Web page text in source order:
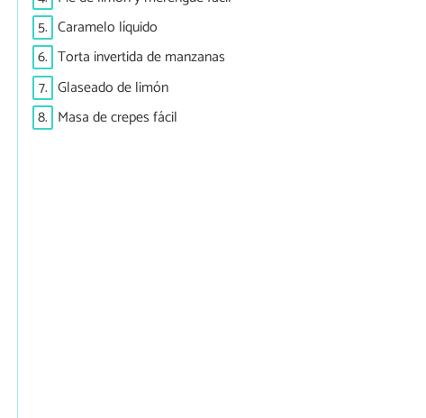
5. Caramelo líquido
6. Torta invertida de manzanas
7. Glaseado de limón
8. Masa de crepes fácil